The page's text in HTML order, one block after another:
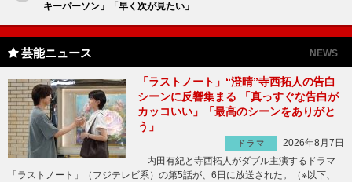
キーパーソン」「早く次が見たい」
芸能ニュース NEWS
「ラストノート」“澄晴”寺西拓人の告白
シーンに反響集まる 「真っすぐな告白が
カッコいい」「最高のシーンをありがと
う」
ドラマ
2026年8月7日
内田有紀と寺西拓人がダブル主演するドラマ
「ラストノート」（フジテレビ系）の第5話が、6日に放送された。（※以下、